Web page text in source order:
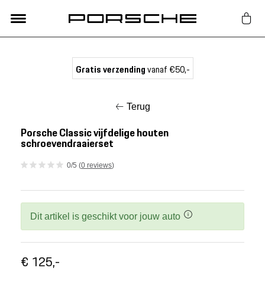
Nieuw
Porsche finder
Mijn account
Gratis verzendingvanaf €50,-
Terug
Porsche Classic vijfdelige houten
schroevendraaierset
0/5 (0 reviews)
Dit artikel is geschikt voor jouw auto
€ 125,-